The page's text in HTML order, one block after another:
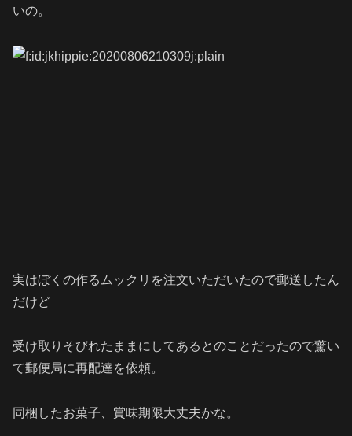
いの。
実はぼくの作るムックリを注文いただいたので郵送したん
だけど
受け取りそびれたままにしてあるとのことだったので驚い
て郵便局に再配達を依頼。
同梱したお菓子、賞味期限大丈夫かな。